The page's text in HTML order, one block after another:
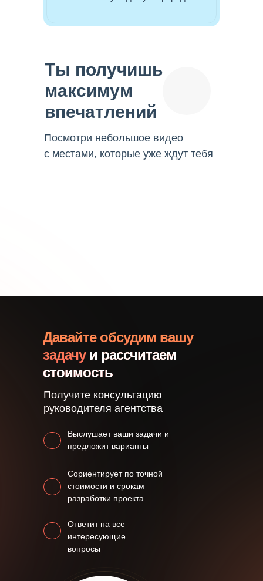
Ты получишь
максимум
впечатлений
Посмотри небольшое видео
с местами, которые уже ждут тебя
Сориентирует по точной
стоимости и срокам
разработки проекта
Получите консультацию
руководителя агентства
Ответит на все
интересующие
вопросы
Выслушает ваши задачи и
предложит варианты
Давайте обсудим вашу
задачу и рассчитаем
стоимость